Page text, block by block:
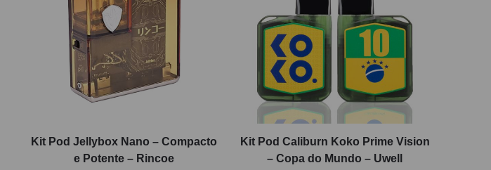
Kit Pod Jellybox Nano – Compacto
e Potente – Rincoe
Kit Pod Caliburn Koko Prime Vision
– Copa do Mundo – Uwell